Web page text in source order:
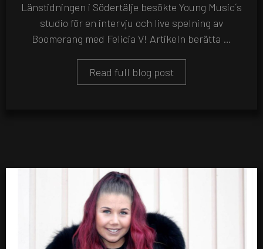
Länstidningen i Södertälje besökte Young Music´s
studio för en intervju och live spelning av
Boomerang med Felicia V! Artikeln berätta …
Read full blog post